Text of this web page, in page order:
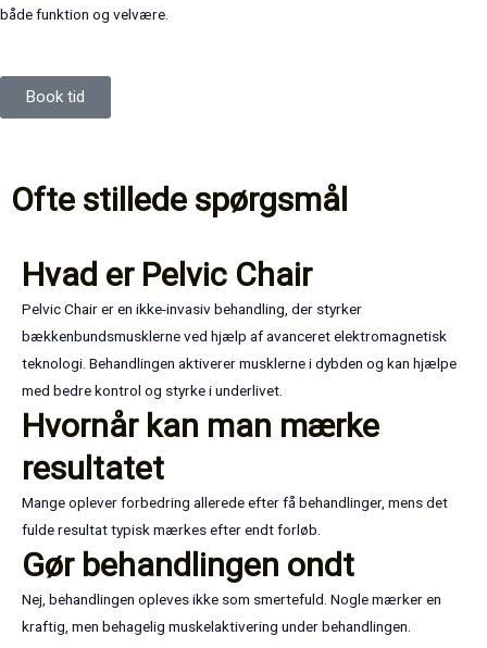
både funktion og velvære.
Book tid
Ofte stillede spørgsmål
Hvad er Pelvic Chair
Pelvic Chair er en ikke-invasiv behandling, der styrker
bækkenbundsmusklerne ved hjælp af avanceret elektromagnetisk
teknologi. Behandlingen aktiverer musklerne i dybden og kan hjælpe
med bedre kontrol og styrke i underlivet.
Hvornår kan man mærke
resultatet
Mange oplever forbedring allerede efter få behandlinger, mens det
fulde resultat typisk mærkes efter endt forløb.
Gør behandlingen ondt
Nej, behandlingen opleves ikke som smertefuld. Nogle mærker en
kraftig, men behagelig muskelaktivering under behandlingen.